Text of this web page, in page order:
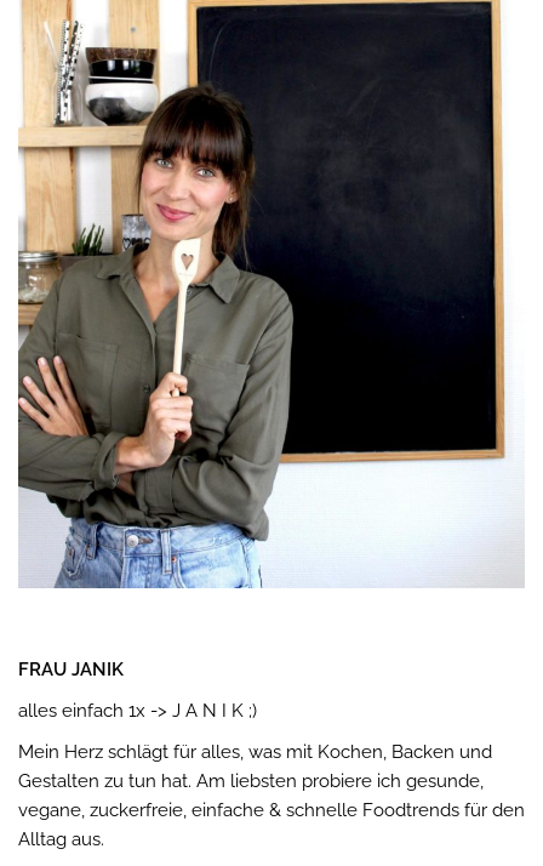
FRAU JANIK
alles einfach 1x -> J A N I K ;)
Mein Herz schlägt für alles, was mit Kochen, Backen und
Gestalten zu tun hat. Am liebsten probiere ich gesunde,
vegane, zuckerfreie, einfache & schnelle Foodtrends für den
Alltag aus.